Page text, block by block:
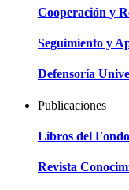
Cooperación y
Seguimiento y
Defensoría
Publicaciones
Libros del
Revista